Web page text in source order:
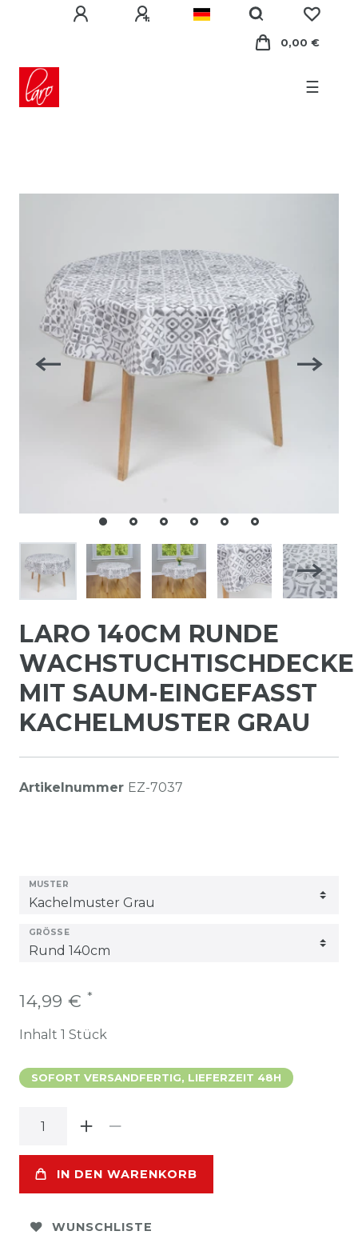
0,00 €
☰
LARO 140CM RUNDE
WACHSTUCHTISCHDECKE
MIT SAUM-EINGEFASST
KACHELMUSTER GRAU
Artikelnummer EZ-7037
MUSTER
GRÖSSE
14,99 € *
Inhalt 1 Stück
SOFORT VERSANDFERTIG, LIEFERZEIT 48H
IN DEN WARENKORB
WUNSCHLISTE